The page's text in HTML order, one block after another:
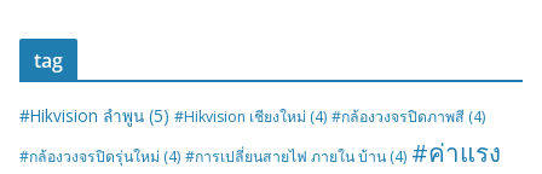
tag
#Hikvision ลำพูน (5) #Hikvision เชียงใหม่ (4) #กล้องวงจรปิดภาพสี (4)
#กล้องวงจรปิดรุ่นใหม่ (4) #การเปลี่ยนสายไฟ ภายใน บ้าน (4) #ค่าแรง